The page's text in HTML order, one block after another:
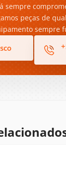
sempre
peças de
sempre